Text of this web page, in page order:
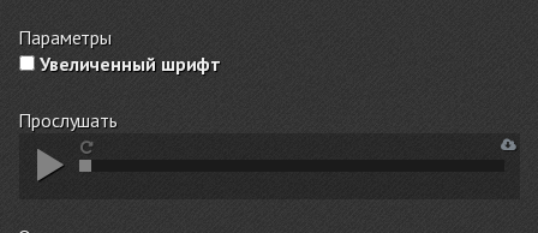
Параметры
Увеличенный шрифт
Прослушать